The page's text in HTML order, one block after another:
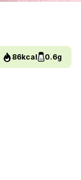
86kcal 0.6g